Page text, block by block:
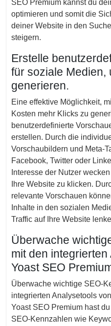
SEO Premium kannst du
optimieren und somit die
deiner Website in den
steigern.
Erstelle
für soziale Medien,
generieren.
Eine effektive Möglichkeit,
Kosten mehr Klicks zu
benutzerdefinierte
erstellen. Durch die
Vorschaubildern und Meta-
Facebook, Twitter oder
Interesse der Nutzer
Ihre Website zu klicken.
relevante Vorschauen
Inhalte in den sozialen
Traffic auf Ihre Website
Überwache
mit den
Yoast SEO
Überwache wichtige SEO-
integrierten Analysetools
Yoast SEO Premium hast
SEO-Kennzahlen wie